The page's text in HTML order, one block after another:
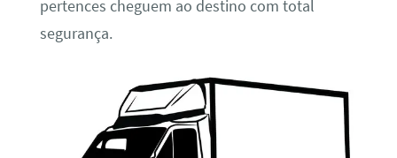
pertences cheguem ao destino com total
segurança.